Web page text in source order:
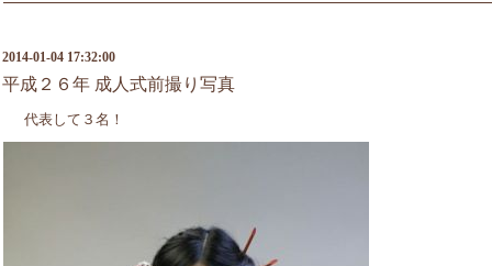
2014-01-04 17:32:00
平成２６年 成人式前撮り写真
代表して３名！